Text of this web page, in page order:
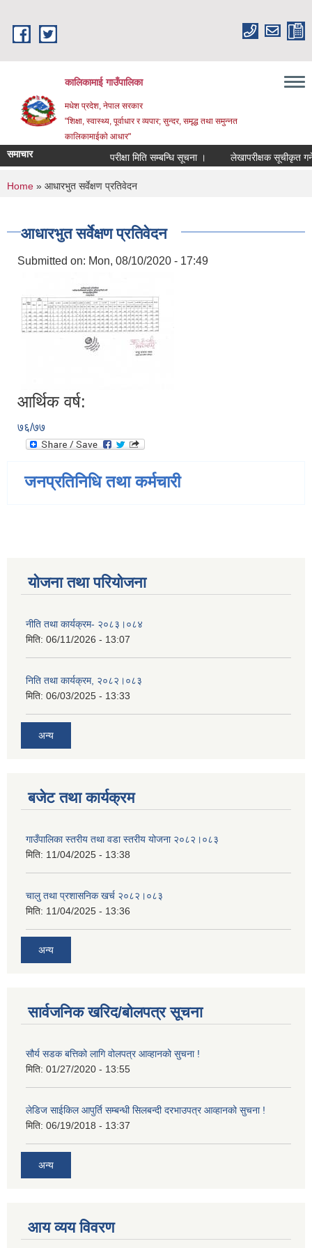
कालिकामाई गाउँपालिका
मधेश प्रदेश, नेपाल सरकार
"शिक्षा, स्वास्थ्य, पूर्वाधार र व्यपार; सुन्दर, समृद्ध तथा समुन्नत
कालिकामाईको आधार"
समाचार परीक्षा मिति सम्बन्धि सूचना । लेखापरीक्षक सूचीकृत गर्ने
You are here
Home » आधारभुत सर्वेक्षण प्रतिवेदन
आधारभुत सर्वेक्षण प्रतिवेदन
Submitted on: Mon, 08/10/2020 - 17:49
आर्थिक वर्ष:
७६/७७
जनप्रतिनिधि तथा कर्मचारी
योजना तथा परियोजना
नीति तथा कार्यक्रम- २०८३।०८४
मिति: 06/11/2026 - 13:07
निति तथा कार्यक्रम, २०८२।०८३
मिति: 06/03/2025 - 13:33
अन्य
बजेट तथा कार्यक्रम
गाउँपालिका स्तरीय तथा वडा स्तरीय योजना २०८२।०८३
मिति: 11/04/2025 - 13:38
चालु तथा प्रशासनिक खर्च २०८२।०८३
मिति: 11/04/2025 - 13:36
अन्य
सार्वजनिक खरिद/बोलपत्र सूचना
सौर्य सडक बत्तिको लागि वोलपत्र आव्हानको सुचना !
मिति: 01/27/2020 - 13:55
लेडिज साईकिल आपुर्ति सम्बन्धी सिलबन्दी दरभाउपत्र आव्हानको सुचना !
मिति: 06/19/2018 - 13:37
अन्य
आय व्यय विवरण